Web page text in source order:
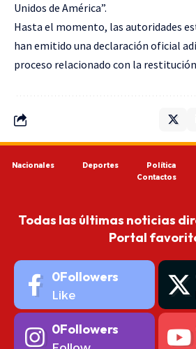
Unidos de América”.
Hasta el momento, las autoridades
han emitido una declaración oficial
proceso relacionado con la
Nacionales Deportes Política
Contactos
Todas las últimas noticias
Portal
0Followers
Like
0Followers